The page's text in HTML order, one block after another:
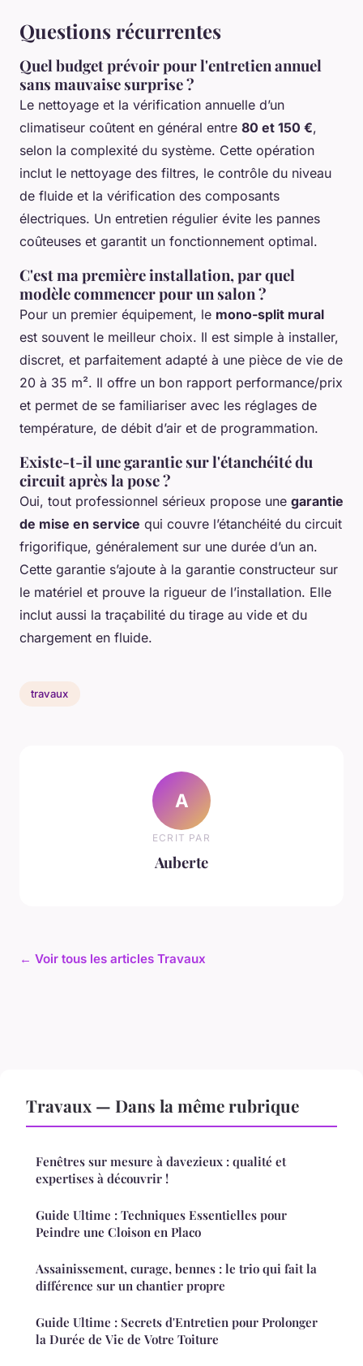
Questions récurrentes
Quel budget prévoir pour l'entretien annuel
sans mauvaise surprise ?
Le nettoyage et la vérification annuelle d’un
climatiseur coûtent en général entre 80 et 150 €,
selon la complexité du système. Cette opération
inclut le nettoyage des filtres, le contrôle du niveau
de fluide et la vérification des composants
électriques. Un entretien régulier évite les pannes
coûteuses et garantit un fonctionnement optimal.
C'est ma première installation, par quel
modèle commencer pour un salon ?
Pour un premier équipement, le mono-split mural
est souvent le meilleur choix. Il est simple à installer,
discret, et parfaitement adapté à une pièce de vie de
20 à 35 m². Il offre un bon rapport performance/prix
et permet de se familiariser avec les réglages de
température, de débit d’air et de programmation.
Existe-t-il une garantie sur l'étanchéité du
circuit après la pose ?
Oui, tout professionnel sérieux propose une garantie
de mise en service qui couvre l’étanchéité du circuit
frigorifique, généralement sur une durée d’un an.
Cette garantie s’ajoute à la garantie constructeur sur
le matériel et prouve la rigueur de l’installation. Elle
inclut aussi la traçabilité du tirage au vide et du
chargement en fluide.
travaux
A
ECRIT PAR
Auberte
← Voir tous les articles Travaux
Travaux — Dans la même rubrique
Fenêtres sur mesure à davezieux : qualité et
expertises à découvrir !
Guide Ultime : Techniques Essentielles pour
Peindre une Cloison en Placo
Assainissement, curage, bennes : le trio qui fait la
différence sur un chantier propre
Guide Ultime : Secrets d'Entretien pour Prolonger
la Durée de Vie de Votre Toiture